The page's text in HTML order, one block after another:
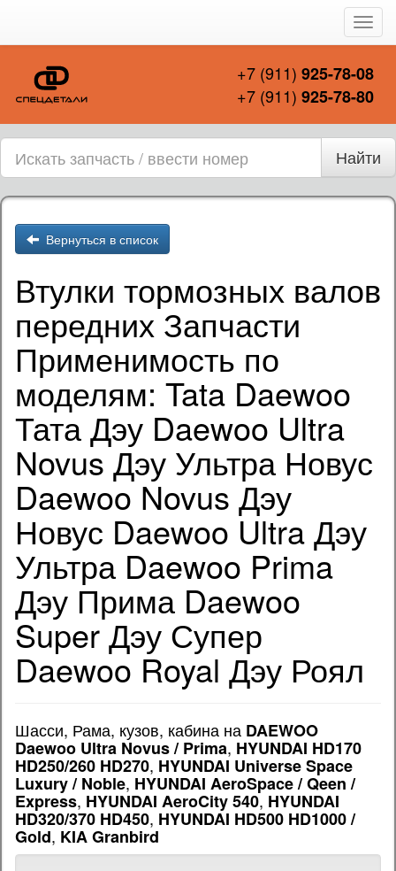
+7 (911) 925-78-08
+7 (911) 925-78-80
Найти
Вернуться в список
Втулки тормозных валов
передних Запчасти
Применимость по
моделям: Tata Daewoo
Тата Дэу Daewoo Ultra
Novus Дэу Ультра Новус
Daewoo Novus Дэу
Новус Daewoo Ultra Дэу
Ультра Daewoo Prima
Дэу Прима Daewoo
Super Дэу Супер
Daewoo Royal Дэу Роял
Шасси, Рама, кузов, кабина на DAEWOO
Daewoo Ultra Novus / Prima, HYUNDAI HD170
HD250/260 HD270, HYUNDAI Universe Space
Luxury / Noble, HYUNDAI AeroSpace / Qeen /
Express, HYUNDAI AeroCity 540, HYUNDAI
HD320/370 HD450, HYUNDAI HD500 HD1000 /
Gold, KIA Granbird